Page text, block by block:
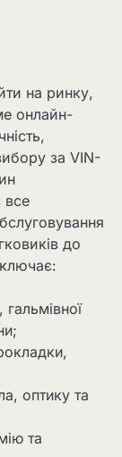
на ринку,
онлайн-
за VIN-
все
до
гальмівної
оптику та
та